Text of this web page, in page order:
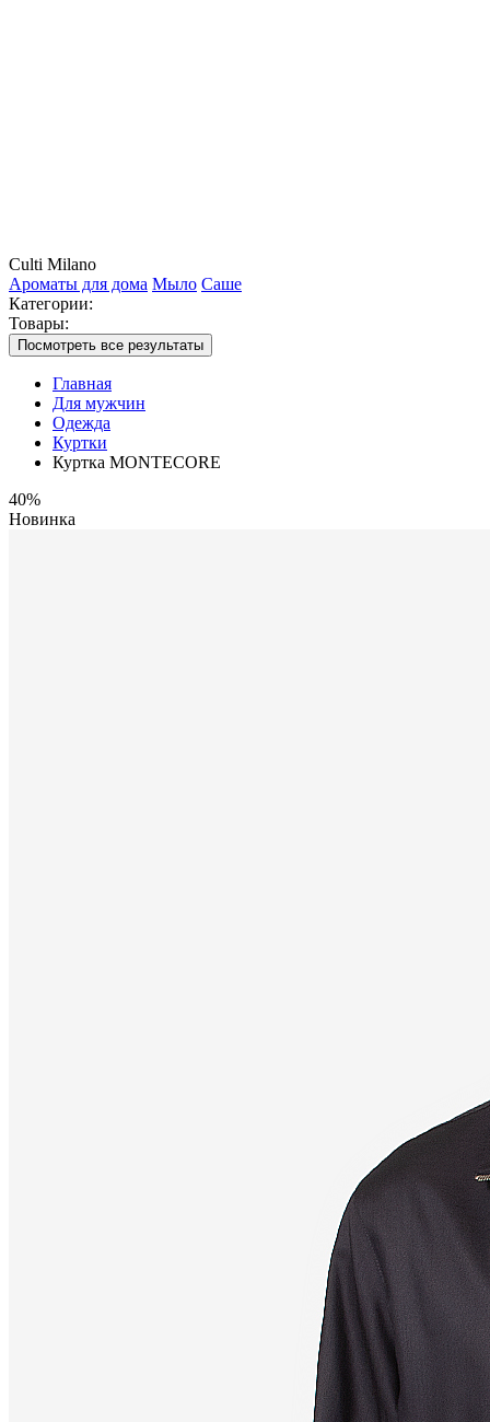
Culti Milano
Ароматы для дома Мыло Саше
Категории:
Товары:
Посмотреть все результаты
Главная
Для мужчин
Одежда
Куртки
Куртка MONTECORE
40%
Новинка